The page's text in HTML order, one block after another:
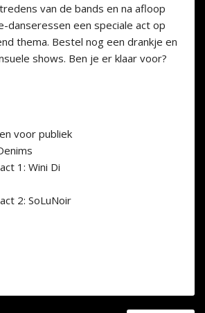
van de bands en na afloop
danseressen een speciale act op
thema. Bestel nog een drankje en
shows. Ben je er klaar voor?
voor publiek
act 1: Wini Di
act 2: SoLuNoir